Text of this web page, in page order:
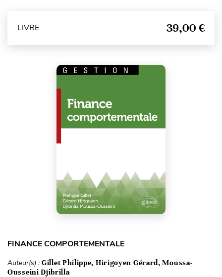
LIVRE 39,00 €
FINANCE COMPORTEMENTALE
Auteur(s) : Gillet Philippe, Hirigoyen Gérard, Moussa-
Ousseini Djibrilla